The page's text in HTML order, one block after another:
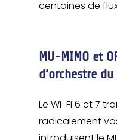
centaines de
MU-MIMO et
d’orchestre
Le Wi-Fi 6 et 7
radicalement